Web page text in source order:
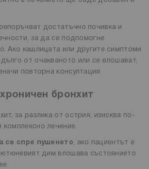
достатъчно почивка и
за да се подпомогне
Ако кашлицата или другите симптоми
от очакваното или се влошават,
повторна консултация.
бронхит
за разлика от острия, изисква по-
лечение.
се спре пушенето, ако пациентът е
дим влошава състоянието